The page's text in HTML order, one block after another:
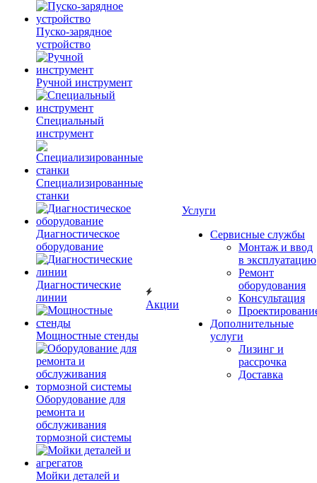
Пуско-зарядное
устройство
Ручной инструмент
Специальный
инструмент
Специализированные
станки
Диагностическое
оборудование
Диагностические
линии
Мощностные стенды
Оборудование для
ремонта и
обслуживания
тормозной системы
Мойки деталей и
Акции
Услуги
Сервисные службы
Монтаж и ввод
в эксплуатацию
Ремонт
оборудования
Консультация
Дополнительные
услуги
Лизинг и
рассрочка
Доставка